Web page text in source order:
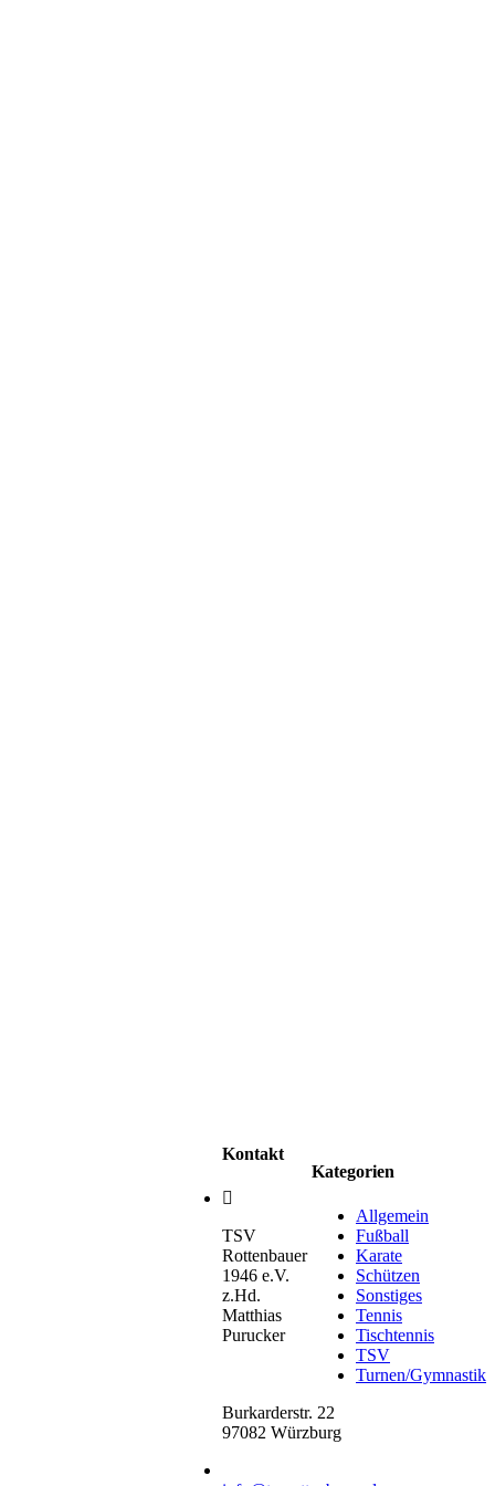
Kategorien
Allgemein
Fußball
Karate
Schützen
Sonstiges
Tennis
Tischtennis
TSV
Turnen/Gymnastik
Kontakt
TSV
Rottenbauer
1946 e.V.
z.Hd.
Matthias
Purucker
Burkarderstr. 22
97082 Würzburg